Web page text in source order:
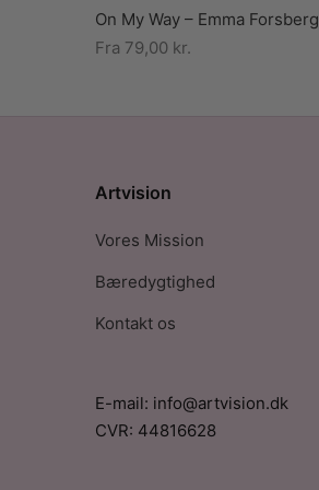
On My Way – Emma Forsberg
Fra 79,00 kr.
Artvision
Vores Mission
Bæredygtighed
Kontakt os
E-mail: info@artvision.dk
CVR: 44816628